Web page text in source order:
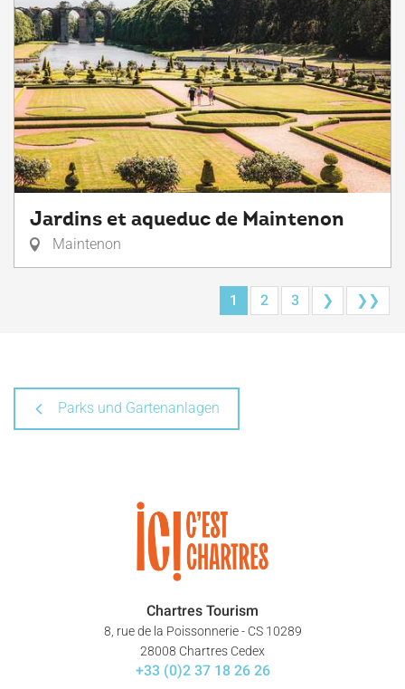
Jardins et aqueduc de Maintenon
Maintenon
1 2 3 ❯ ❯❯
Parks und Gartenanlagen
Chartres Tourism
8, rue de la Poissonnerie - CS 10289
28008 Chartres Cedex
+33 (0)2 37 18 26 26